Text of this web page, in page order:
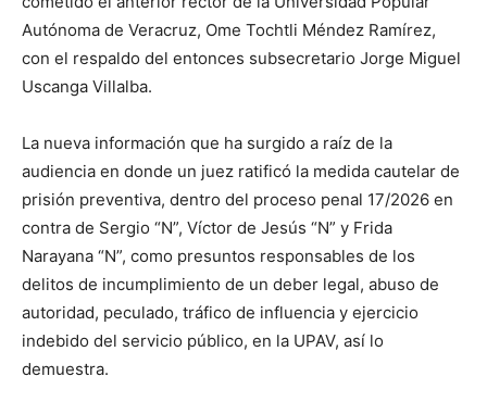
Autónoma de Veracruz, Ome Tochtli Méndez Ramírez,
con el respaldo del entonces subsecretario Jorge Miguel
Uscanga Villalba.
La nueva información que ha surgido a raíz de la
audiencia en donde un juez ratificó la medida cautelar de
prisión preventiva, dentro del proceso penal 17/2026 en
contra de Sergio “N”, Víctor de Jesús “N” y Frida
Narayana “N”, como presuntos responsables de los
delitos de incumplimiento de un deber legal, abuso de
autoridad, peculado, tráfico de influencia y ejercicio
indebido del servicio público, en la UPAV, así lo
demuestra.